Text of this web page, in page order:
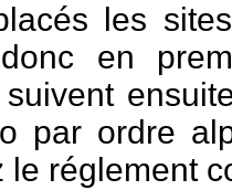
les
donc en
suivent
par ordre
le réglement